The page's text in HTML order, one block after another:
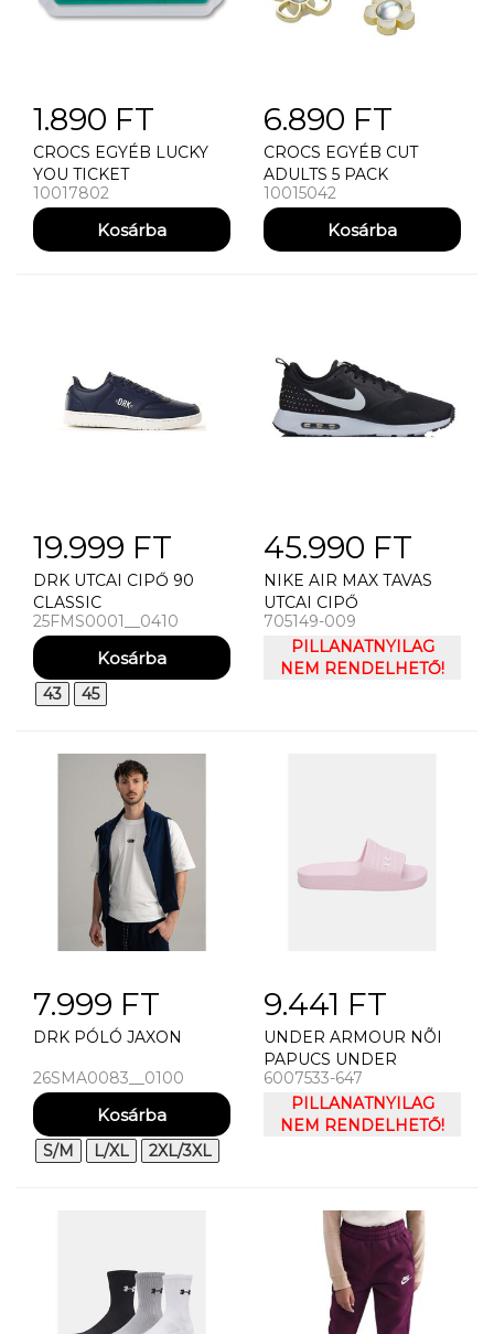
1.890 FT
CROCS EGYÉB LUCKY
YOU TICKET
10017802
6.890 FT
CROCS EGYÉB CUT
ADULTS 5 PACK
10015042
19.999 FT
DRK UTCAI CIPŐ 90
CLASSIC
25FMS0001__0410
43 45
45.990 FT
NIKE AIR MAX TAVAS
UTCAI CIPŐ
705149-009
PILLANATNYILAG
NEM RENDELHETŐ!
7.999 FT
DRK PÓLÓ JAXON
26SMA0083__0100
S/M L/XL 2XL/3XL
9.441 FT
UNDER ARMOUR NÕI
PAPUCS UNDER
ARMOUR UA W ARMR
SLIDE LITE
6007533-647
PILLANATNYILAG
NEM RENDELHETŐ!